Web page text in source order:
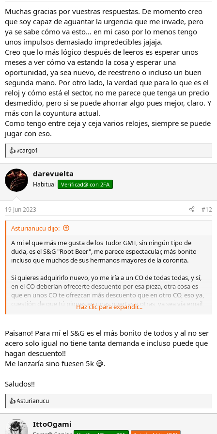
Muchas gracias por vuestras respuestas. De momento creo
que soy capaz de aguantar la urgencia que me invade, pero
ya se sabe cómo va esto… en mi caso por lo menos tengo
unos impulsos demasiado impredecibles jajaja.
Creo que lo más lógico después de leeros es esperar unos
meses a ver cómo va estando la cosa y esperar una
oportunidad, ya sea nuevo, de reestreno o incluso un buen
segunda mano. Por otro lado, la verdad que para lo que es el
reloj y cómo está el sector, no me parece que tenga un precio
desmedido, pero si se puede ahorrar algo pues mejor, claro. Y
más con la coyuntura actual.
Como tengo entre ceja y ceja varios relojes, siempre se puede
jugar con eso.
R
e
a
c
c
o
n
e
vcargo1
darevuelta
Habitual Verificad@ con 2FA
19 Jun 2023 #12
Asturianucu dijo:
A mi el que más me gusta de los Tudor GMT, sin ningún tipo de
duda, es el S&G "Root Beer", me parece espectacular, más bonito
incluso que muchos de sus hermanos mayores de la coronita.
Si quieres adquirirlo nuevo, yo me iría a un CO de todas todas, y sí,
en el CO deberían ofrecerte descuento por esa pieza, otra cosa es
que en unos CO te ofrezcan más descuento que en otro CO, eso ya,
cuestión de que tú piques en unas puertas y otras, ya sea vía email,
vía telefónica o en persona. Un saludo.
Haz clic para expandir...
Paisano! Para mí el S&G es el más bonito de todos y al no ser
acero solo igual no tiene tanta demanda e incluso puede que
hagan descuento!!
Me lanzaría sino fuesen 5k 😅.
Saludos!!
R
e
c
Asturianucu
IttoOgami